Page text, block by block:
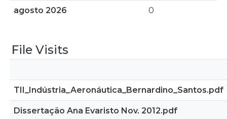
agosto 2026 0
File Visits
TII_Indústria_Aeronáutica_Bernardino_Santos.pdf
Dissertação Ana Evaristo Nov. 2012.pdf